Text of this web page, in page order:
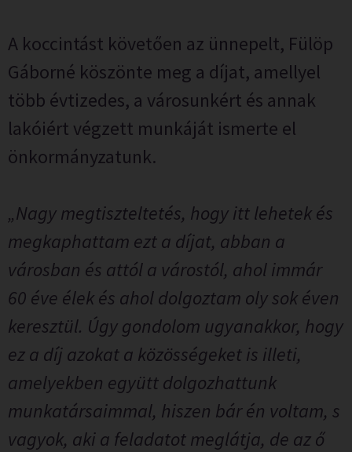
A koccintást követően az ünnepelt, Fülöp
Gáborné köszönte meg a díjat, amellyel
több évtizedes, a városunkért és annak
lakóiért végzett munkáját ismerte el
önkormányzatunk.
„Nagy megtiszteltetés, hogy itt lehetek és
megkaphattam ezt a díjat, abban a
városban és attól a várostól, ahol immár
60 éve élek és ahol dolgoztam oly sok éven
keresztül. Úgy gondolom ugyanakkor, hogy
ez a díj azokat a közösségeket is illeti,
amelyekben együtt dolgozhattunk
munkatársaimmal, hiszen bár én voltam, s
vagyok, aki a feladatot meglátja, de az ő